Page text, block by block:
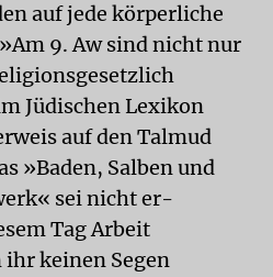
auf jede körperliche
9. Aw sind nicht nur
Jüdischen Lexikon
auf den Talmud
»Baden, Salben und
sei nicht er-
Tag Arbeit
keinen Segen